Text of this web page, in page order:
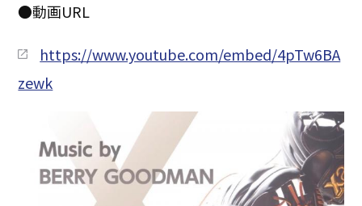
●動画URL
https://www.youtube.com/embed/4pTw6BA
zewk